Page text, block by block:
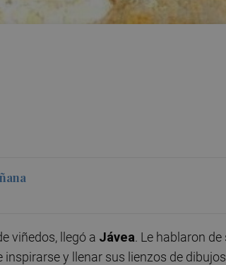
viñedos, llegó a Jávea. Le hablaron
inspirarse y llenar sus lienzos de